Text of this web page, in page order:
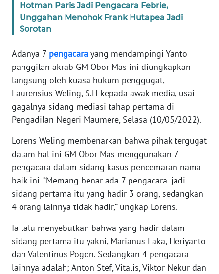
Hotman Paris Jadi Pengacara Febrie,
Unggahan Menohok Frank Hutapea Jadi
Sorotan
Adanya 7 pengacara yang mendampingi Yanto
panggilan akrab GM Obor Mas ini diungkapkan
langsung oleh kuasa hukum penggugat,
Laurensius Weling, S.H kepada awak media, usai
gagalnya sidang mediasi tahap pertama di
Pengadilan Negeri Maumere, Selasa (10/05/2022).
Lorens Weling membenarkan bahwa pihak tergugat
dalam hal ini GM Obor Mas menggunakan 7
pengacara dalam sidang kasus pencemaran nama
baik ini. “Memang benar ada 7 pengacara. jadi
sidang pertama itu yang hadir 3 orang, sedangkan
4 orang lainnya tidak hadir,” ungkap Lorens.
Ia lalu menyebutkan bahwa yang hadir dalam
sidang pertama itu yakni, Marianus Laka, Heriyanto
dan Valentinus Pogon. Sedangkan 4 pengacara
lainnya adalah; Anton Stef, Vitalis, Viktor Nekur dan
WN
JAKARTA
JABAR
WN
BANTEN
WN
NTT
WN
PAPUA
WN
PAPUA
BARAT
WN